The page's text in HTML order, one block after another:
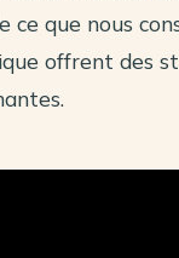
que nous
offrent des